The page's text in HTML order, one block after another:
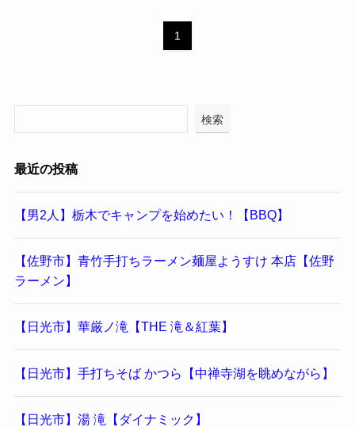
1
検索
最近の投稿
【男2人】栃木でキャンプを始めたい！【BBQ】
【佐野市】青竹手打ちラーメン麺屋ようすけ 本店【佐野
ラーメン】
【日光市】華厳ノ滝【THE 滝＆紅葉】
【日光市】手打ちそば かつら【中禅寺湖を眺めながら】
【日光市】湯 滝【ダイナミック】